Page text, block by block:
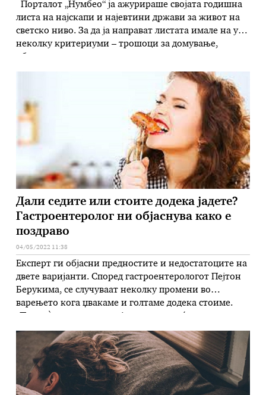
Порталот „Нумбео“ ја ажурираше својата годишна
листа на најскапи и најевтини држави за живот на
светско ниво. За да ја направат листата имале на ум
неколку критериуми – трошоци за домување,
намирници… Бермуда се наоѓа на првото место на
листата најскапи земји, составена од 143 држави. По
Дали седите или стоите додека јадете?
Гастроентеролог ни објаснува како е
поздраво
04/05/2022 11:38
Експерт ги објасни предностите и недостатоците на
двете варијанти. Според гастроентерологот Пејтон
Берукима, се случуваат неколку промени во
варењето кога џвакаме и голтаме додека стоиме.
до нашите нозе, едноставно поради гравитацијата, а
тоа може да предизвика намален проток на крв во
желудникот, каде што е …